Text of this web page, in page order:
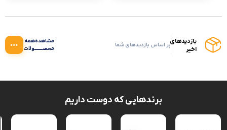
بازدیدهای
اخیر
بر اساس بازدیدهای شما
مشاهده‌همه
محصــــــــولات‌
برندهایی که دوست داریم